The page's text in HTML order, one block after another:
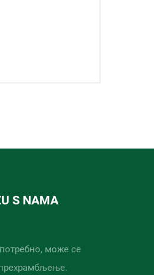
S NAMA
може се